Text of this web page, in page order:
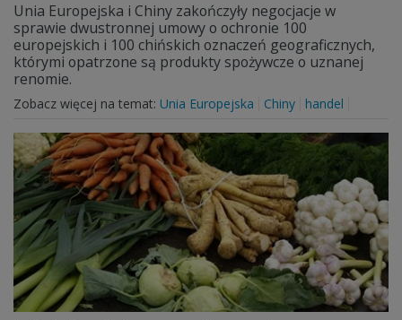
Unia Europejska i Chiny zakończyły negocjacje w
sprawie dwustronnej umowy o ochronie 100
europejskich i 100 chińskich oznaczeń geograficznych,
którymi opatrzone są produkty spożywcze o uznanej
renomie.
Zobacz więcej na temat: Unia Europejska Chiny handel